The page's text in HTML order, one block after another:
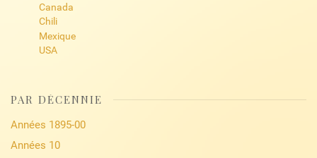
Canada
Chili
Mexique
USA
PAR DÉCENNIE
Années 1895-00
Années 10